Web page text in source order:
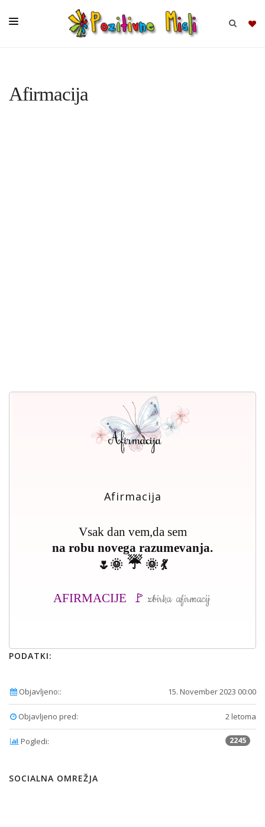
Afirmacija
Afirmacija
Vsak dan vem,da sem
na robu novega razumevanja.
🌷🌞 ☔ 🌞 💃
AFIRMACIJE 🚩 zbirka afirmacij
PODATKI:
Objavljeno:: 15. November 2023 00:00
Objavljeno pred: 2 letoma
Pogledi: 2245
SOCIALNA OMREŽJA